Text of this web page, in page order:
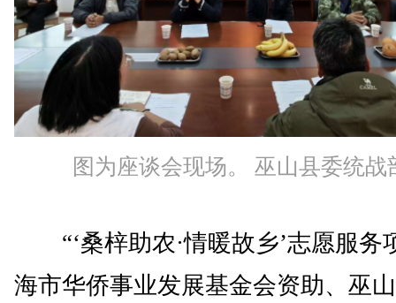
图为座谈会现场。 巫山县委统战
“‘桑梓助农·情暖故乡’志愿服务
海市华侨事业发展基金会资助、巫